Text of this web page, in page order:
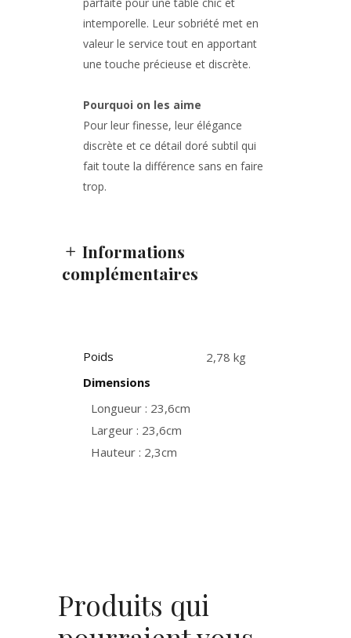
intemporelle. Leur sobriété met en
valeur le service tout en apportant
une touche précieuse et discrète.
Pourquoi on les aime
Pour leur finesse, leur élégance
discrète et ce détail doré subtil qui
fait toute la différence sans en faire
trop.
Informations
complémentaires
Poids
2,78 kg
Dimensions
Longueur : 23,6cm
Largeur : 23,6cm
Hauteur : 2,3cm
Produits qui